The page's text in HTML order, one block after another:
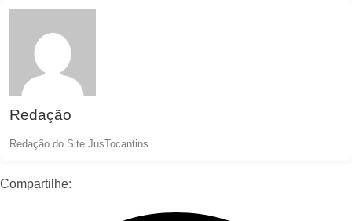
Redação
Redação do Site JusTocantins.
Compartilhe: